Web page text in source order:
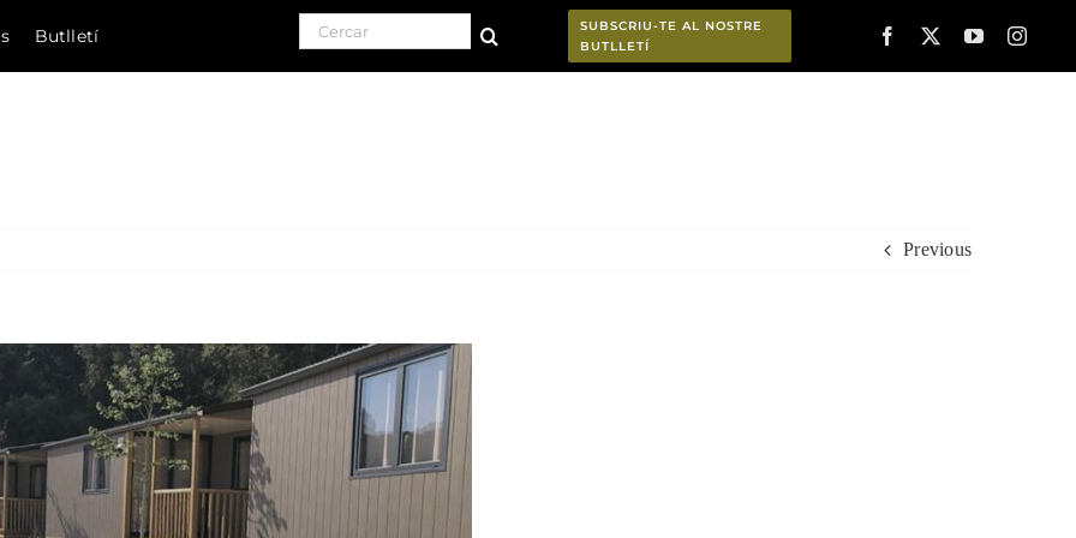
Butlletí Search for:
SUBSCRIU-TE AL NOSTRE
BUTLLETÍ
Previous